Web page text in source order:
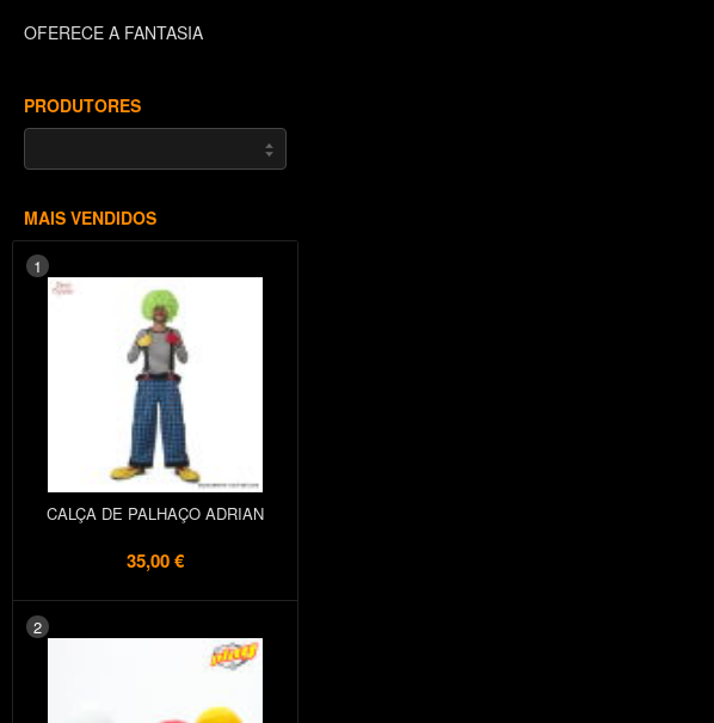
OFERECE A FANTASIA
PRODUTORES
MAIS VENDIDOS
1
CALÇA DE PALHAÇO ADRIAN
35,00 €
2